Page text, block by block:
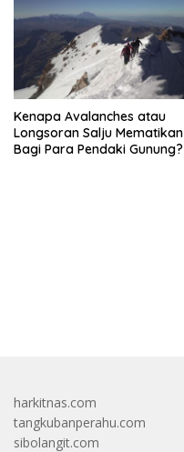
Kenapa Avalanches atau
Longsoran Salju Mematikan
Bagi Para Pendaki Gunung?
harkitnas.com
tangkubanperahu.com
sibolangit.com